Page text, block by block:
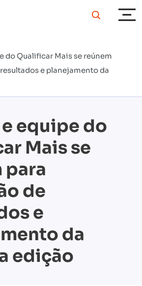
do Qualificar Mais se reúnem
e planejamento da
equipe do
Mais se
para
de
e
da
edição